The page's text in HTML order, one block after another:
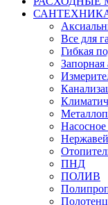
Все для
Гибкая
Запорная
ПНД
ПОЛИВ